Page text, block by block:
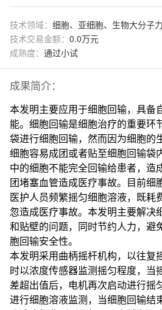
技术领域： 细胞、亚细胞、生物大分子
技术交易金额： 0.0万元
成熟度： 通过小试
成果简介：
本发明主要应用于细胞回输，具备
能。细胞回输是细胞治疗的重要环
袋进行细胞回输，然而因为细胞的
细胞容易成团或者贴至细胞回输袋
中的细胞不能完全回输给患者，造
团堵塞血管造成医疗事故。目前细
医护人员频繁摇匀细胞溶液，既耗
忽造成医疗事故。本发明主要解决
和贴壁的问题，同时节约人力，避
胞回输安全性。
本发明采用曲柄摇杆机构，以往复
时以浓度传感器监测摇匀程度，当
差超出值后，电机再次启动进行摇
进行细胞溶液监测，当细胞回输结